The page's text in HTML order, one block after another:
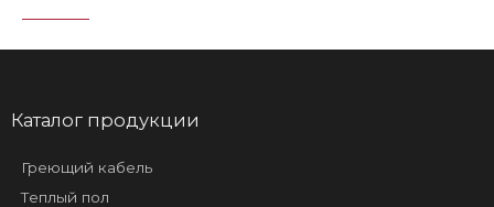
Каталог продукции
Греющий кабель
Теплый пол